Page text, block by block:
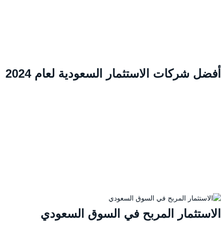
شركات الاستثمار السعودية لعام 2024
المربح في السوق السعودي